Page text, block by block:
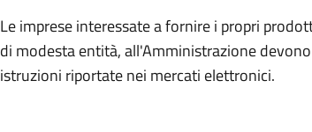
Le imprese interessate a fornire i propri
di modesta entità, all'Amministrazione
istruzioni riportate nei mercati elettronici.